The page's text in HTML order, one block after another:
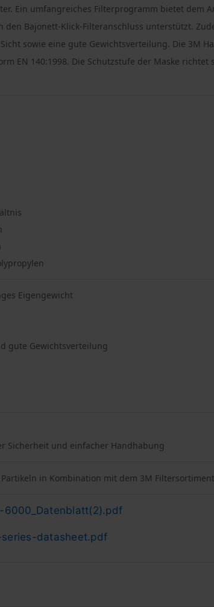
Ein umfangreiches Filterprogramm bietet dem
Bajonett-Klick-Filteranschluss unterstützt.
sowie eine gute Gewichtsverteilung. Die 3M
EN 140:1998. Die Schutzstufe der Maske
Eigengewicht
gute Gewichtsverteilung
Sicherheit und einfacher Handhabung
in Kombination mit dem 3M Filtersortiment
6000_Datenblatt(2).pdf
datasheet.pdf